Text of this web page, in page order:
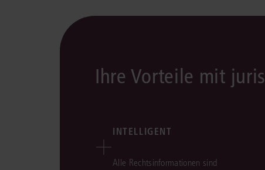
Ihre Vorteile mit juris
INTELLIGENT
Alle Rechtsinformationen sind